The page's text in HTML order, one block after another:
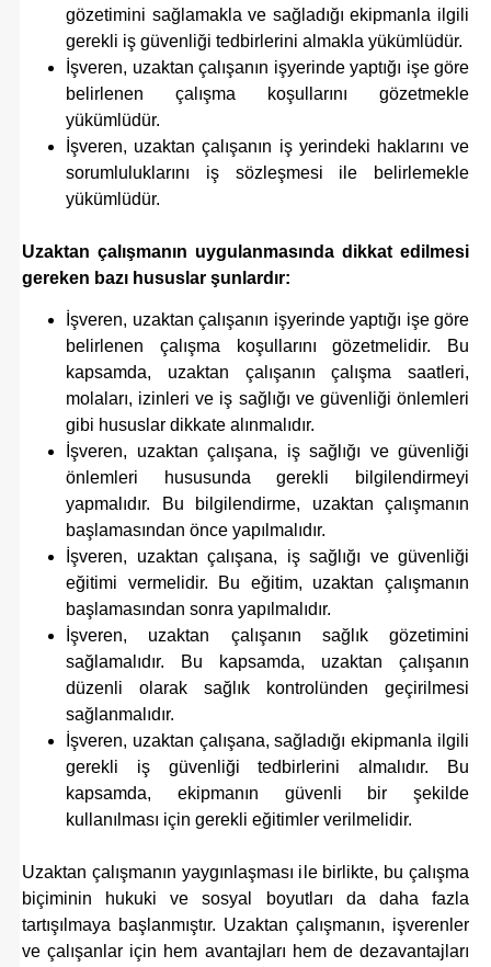
gözetimini sağlamakla ve sağladığı ekipmanla ilgili
gerekli iş güvenliği tedbirlerini almakla yükümlüdür.
İşveren, uzaktan çalışanın işyerinde yaptığı işe göre
belirlenen çalışma koşullarını gözetmekle
yükümlüdür.
İşveren, uzaktan çalışanın iş yerindeki haklarını ve
sorumluluklarını iş sözleşmesi ile belirlemekle
yükümlüdür.
Uzaktan çalışmanın uygulanmasında dikkat edilmesi
gereken bazı hususlar şunlardır:
İşveren, uzaktan çalışanın işyerinde yaptığı işe göre
belirlenen çalışma koşullarını gözetmelidir. Bu
kapsamda, uzaktan çalışanın çalışma saatleri,
molaları, izinleri ve iş sağlığı ve güvenliği önlemleri
gibi hususlar dikkate alınmalıdır.
İşveren, uzaktan çalışana, iş sağlığı ve güvenliği
önlemleri hususunda gerekli bilgilendirmeyi
yapmalıdır. Bu bilgilendirme, uzaktan çalışmanın
başlamasından önce yapılmalıdır.
İşveren, uzaktan çalışana, iş sağlığı ve güvenliği
eğitimi vermelidir. Bu eğitim, uzaktan çalışmanın
başlamasından sonra yapılmalıdır.
İşveren, uzaktan çalışanın sağlık gözetimini
sağlamalıdır. Bu kapsamda, uzaktan çalışanın
düzenli olarak sağlık kontrolünden geçirilmesi
sağlanmalıdır.
İşveren, uzaktan çalışana, sağladığı ekipmanla ilgili
gerekli iş güvenliği tedbirlerini almalıdır. Bu
kapsamda, ekipmanın güvenli bir şekilde
kullanılması için gerekli eğitimler verilmelidir.
Uzaktan çalışmanın yaygınlaşması ile birlikte, bu çalışma
biçiminin hukuki ve sosyal boyutları da daha fazla
tartışılmaya başlanmıştır. Uzaktan çalışmanın, işverenler
ve çalışanlar için hem avantajları hem de dezavantajları